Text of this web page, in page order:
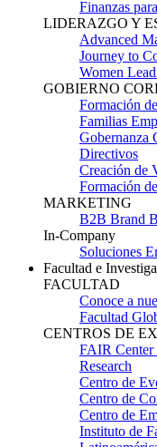
Finanzas
LIDERAZGO Y
Advanced
Journey to
Women
GOBIERNO
Formación
Familias
Gobernanza
Directivos
Creación de
Formación
MARKETING
B2B Brand
In-Company
Soluciones
Facultad e
FACULTAD
Conoce a
Facultad
CENTROS DE
FAIR Center
Research
Centro de
Centro de
Centro de
Instituto de